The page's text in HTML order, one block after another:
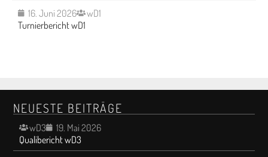
16. Juni 2026
wD1
Turnierbericht wD1
NEUESTE BEITRÄGE
wD3
19. Mai 2026
Qualibericht wD3